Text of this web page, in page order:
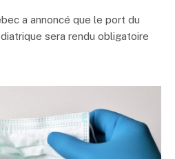
a annoncé que le port du
sera rendu obligatoire